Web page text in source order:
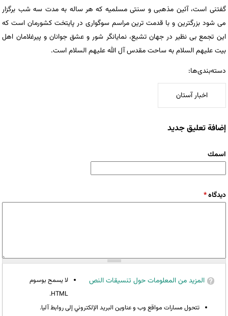
گفتنی است، آئین مذهبی و سنتی مسلمیه که هر ساله به مدت سه شب برگزار
می شود بزرگترین و با قدمت ترین مراسم سوگواری در پایتخت کشورمان است که
این تجمع بی نظیر در جهان تشیع، نمایانگر شور و عشق جوانان و پیرغلامان اهل
بیت علیهم السلام به ساحت مقدس آل الله علیهم السلام است.
دسته‌بندی‌ها:
اخبار آستان
إضافة تعليق جديد
‏اسمك ‏
‏دیدگاه ‏*
المزيد من المعلومات حول تنسيقات النص
لا يسمح بوسوم
HTML.
تتحول مسارات مواقع وب و عناوين البريد الإلكتروني إلى روابط آليا.